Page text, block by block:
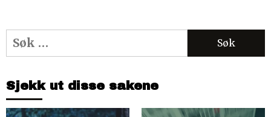
Søk
etter:
Sjekk ut disse sakene